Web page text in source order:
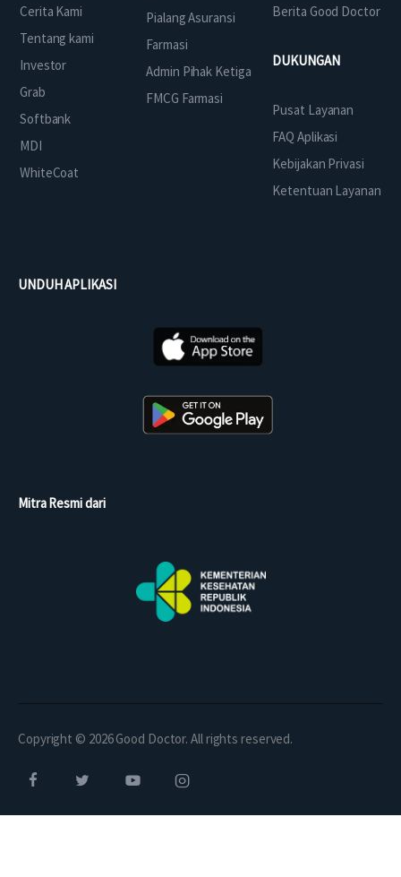
Cerita Kami
Tentang kami
Investor
Grab
Softbank
MDI
WhiteCoat
Pialang Asuransi
Farmasi
Admin Pihak Ketiga
FMCG Farmasi
Berita Good Doctor
DUKUNGAN
Pusat Layanan
FAQ Aplikasi
Kebijakan Privasi
Ketentuan Layanan
UNDUH APLIKASI
Mitra Resmi dari
Copyright © 2026 Good Doctor. All rights reserved.